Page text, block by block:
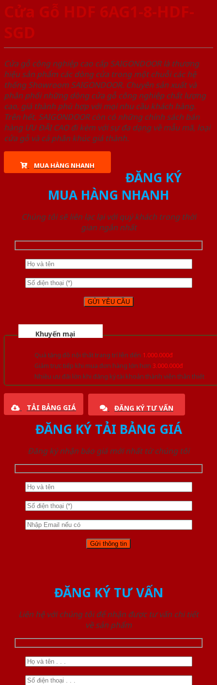
Cửa Gỗ HDF 6AG1-8-HDF-
SGD
Cửa gỗ công nghiệp cao cấp SAIGONDOOR là thương
hiệu sản phẩm các dòng cửa trong một chuỗi các hệ
thống Showroom SAIGONDOOR. Chuyên sản xuất và
phân phối những dòng cửa gỗ công nghiệp chất lượng
cao, giá thành phù hợp với mọi nhu cầu khách hàng.
Trên hết, SAIGONDOOR còn có những chính sách bán
hàng ƯU ĐÃI CAO đi kèm với sự đa dạng về mẫu mã, loại
cửa gỗ và cả phân khúc giá thành.
MUA HÀNG NHANH
ĐĂNG KÝ
MUA HÀNG NHANH
Chúng tôi sẽ liên lạc lại với quý khách trong thời
gian ngắn nhất
Khuyến mại
Quà tặng đồ nội thất trang trí lên đến 1.000.000đ
Giảm trực tiếp khi mua đơn hàng lớn hơn 3.000.000đ
Nhiều ưu đãi lớn khi đăng ký tài khoản thành viên thân thiết
TẢI BẢNG GIÁ ĐĂNG KÝ TƯ VẤN
ĐĂNG KÝ TẢI BẢNG GIÁ
Đăng ký nhận báo giá mới nhất từ chúng tôi
ĐĂNG KÝ TƯ VẤN
Liên hệ với chúng tôi để nhận được tư vấn chi tiết
về sản phẩm